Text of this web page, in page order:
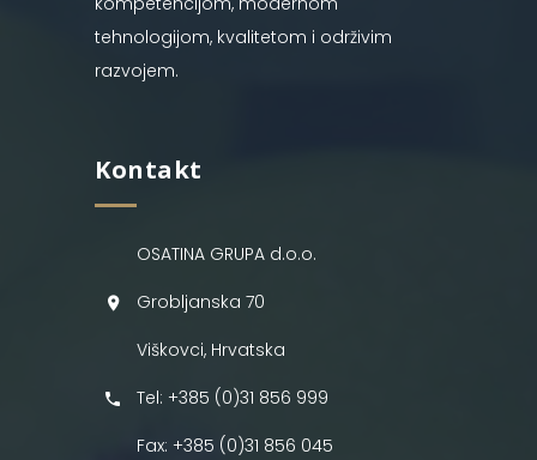
tehnologijom, kvalitetom i održivim
razvojem.
Kontakt
OSATINA GRUPA d.o.o.
Grobljanska 70
Viškovci, Hrvatska
Tel: +385 (0)31 856 999
Fax: +385 (0)31 856 045